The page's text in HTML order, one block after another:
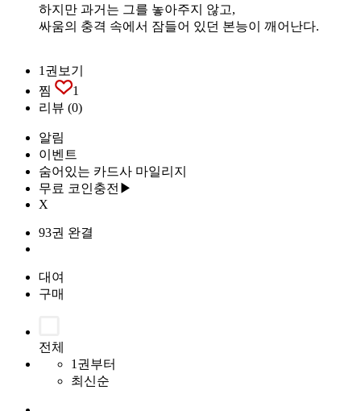
하지만 과거는 그를 놓아주지 않고,
싸움의 충격 속에서 잠들어 있던 본능이 깨어난다.
1권보기
찜
1
리뷰 (0)
알림
이벤트
숨어있는 카드사 마일리지
무료 코인충전▶
X
93권 완결
대여
구매
전체
1권부터
최신순